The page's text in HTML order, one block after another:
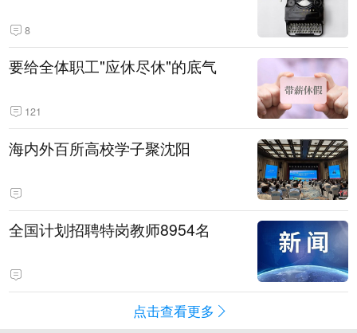
8
要给全体职工"应休尽休"的底气
121
海内外百所高校学子聚沈阳
全国计划招聘特岗教师8954名
点击查看更多